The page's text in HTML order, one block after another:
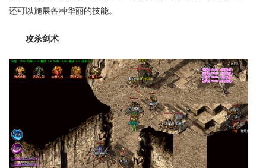
还可以施展各种华丽的技能。
攻杀剑术